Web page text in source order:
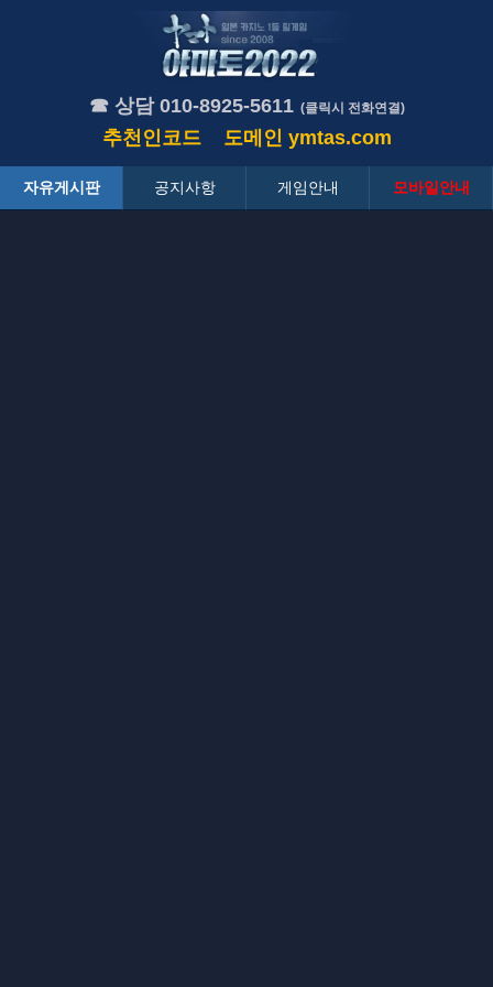
☎ 상담 010-8925-5611 (클릭시 전화연결)
추천인코드 도메인 ymtas.com
자유게시판 공지사항 게임안내 모바일안내